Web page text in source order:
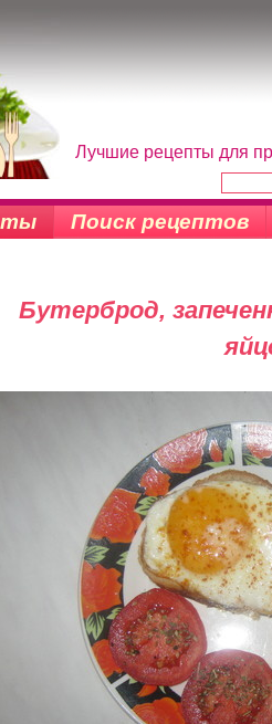
Лучшие рецепты для
Поиск рецептов
Бутерброд,